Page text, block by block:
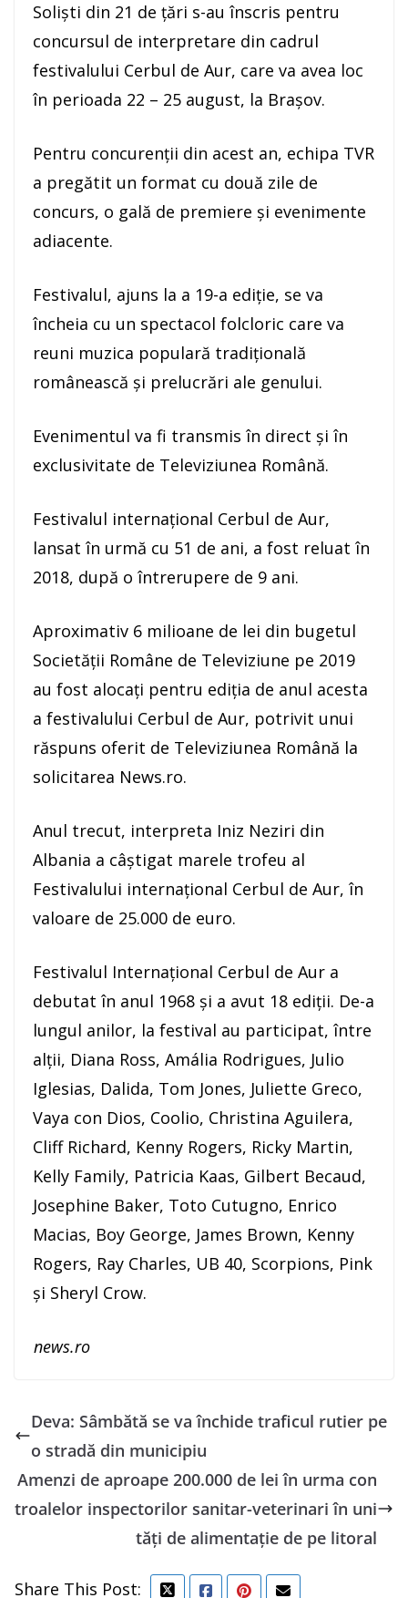
Solişti din 21 de ţări s-au înscris pentru
concursul de interpretare din cadrul
festivalului Cerbul de Aur, care va avea loc
în perioada 22 – 25 august, la Braşov.
Pentru concurenţii din acest an, echipa TVR
a pregătit un format cu două zile de
concurs, o gală de premiere şi evenimente
adiacente.
Festivalul, ajuns la a 19-a ediţie, se va
încheia cu un spectacol folcloric care va
reuni muzica populară tradiţională
românească şi prelucrări ale genului.
Evenimentul va fi transmis în direct şi în
exclusivitate de Televiziunea Română.
Festivalul internaţional Cerbul de Aur,
lansat în urmă cu 51 de ani, a fost reluat în
2018, după o întrerupere de 9 ani.
Aproximativ 6 milioane de lei din bugetul
Societăţii Române de Televiziune pe 2019
au fost alocaţi pentru ediţia de anul acesta
a festivalului Cerbul de Aur, potrivit unui
răspuns oferit de Televiziunea Română la
solicitarea News.ro.
Anul trecut, interpreta Iniz Neziri din
Albania a câştigat marele trofeu al
Festivalului internaţional Cerbul de Aur, în
valoare de 25.000 de euro.
Festivalul Internaţional Cerbul de Aur a
debutat în anul 1968 şi a avut 18 ediţii. De-a
lungul anilor, la festival au participat, între
alţii, Diana Ross, Amália Rodrigues, Julio
Iglesias, Dalida, Tom Jones, Juliette Greco,
Vaya con Dios, Coolio, Christina Aguilera,
Cliff Richard, Kenny Rogers, Ricky Martin,
Kelly Family, Patricia Kaas, Gilbert Becaud,
Josephine Baker, Toto Cutugno, Enrico
Macias, Boy George, James Brown, Kenny
Rogers, Ray Charles, UB 40, Scorpions, Pink
şi Sheryl Crow.
news.ro
Deva: Sâmbătă se va închide traficul rutier pe
o stradă din municipiu
Amenzi de aproape 200.000 de lei în urma con
troalelor inspectorilor sanitar-veterinari în uni
tăţi de alimentaţie de pe litoral
Share This Post: